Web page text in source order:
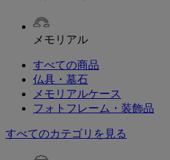
メモリアル
すべての商品
仏具・墓石
メモリアルケース
フォトフレーム・装飾品
すべてのカテゴリを見る